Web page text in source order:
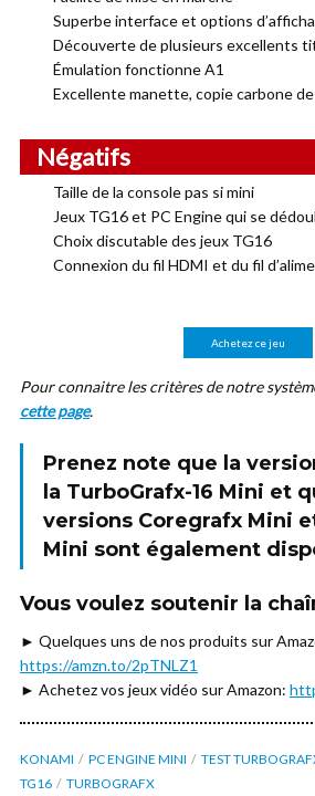
Superbe interface et options
Découverte de plusieurs excellents
Émulation fonctionne A1
Excellente manette, copie carbone de
Négatifs
Taille de la console pas si mini
Jeux TG16 et PC Engine qui se
Choix discutable des jeux TG16
Connexion du fil HDMI et du fil
Achetez ce jeu
Pour connaitre les critères de notre
cette page.
Prenez note que la
la TurboGrafx-16 Mini et
versions Coregrafx Mini
Mini sont également
Vous voulez soutenir la
► Quelques uns de nos produits sur
https://amzn.to/2pTNLZ1
► Achetez vos jeux vidéo sur Amazon:
KONAMI PC ENGINE MINI TEST
TG16
TURBOGRAFX